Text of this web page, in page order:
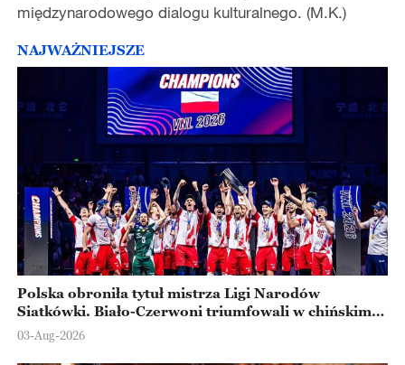
międzynarodowego dialogu kulturalnego. (M.K.)
NAJWAŻNIEJSZE
Polska obroniła tytuł mistrza Ligi Narodów
Siatkówki. Biało-Czerwoni triumfowali w chińskim
Ningbo
03-Aug-2026